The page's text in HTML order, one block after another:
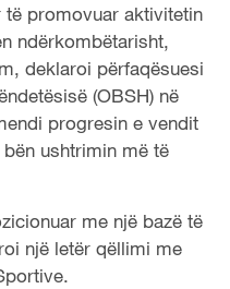
të promovuar aktivitetin
ndërkombëtarisht,
deklaroi përfaqësuesi
(OBSH) në
progresin e vendit
ushtrimin më të
me një bazë të
një letër qëllimi me